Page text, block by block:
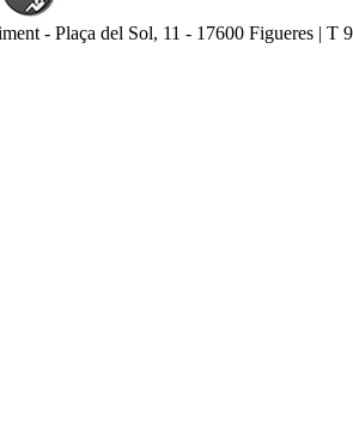
- Plaça del Sol, 11 - 17600 Figueres |